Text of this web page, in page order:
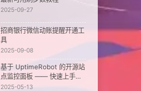
2025-09-27
招商银行微信动账提醒开通工
具
2025-09-08
基于 UptimeRobot 的开源站
点监控面板 —— 快速上手与
部署指南
2025-05-13